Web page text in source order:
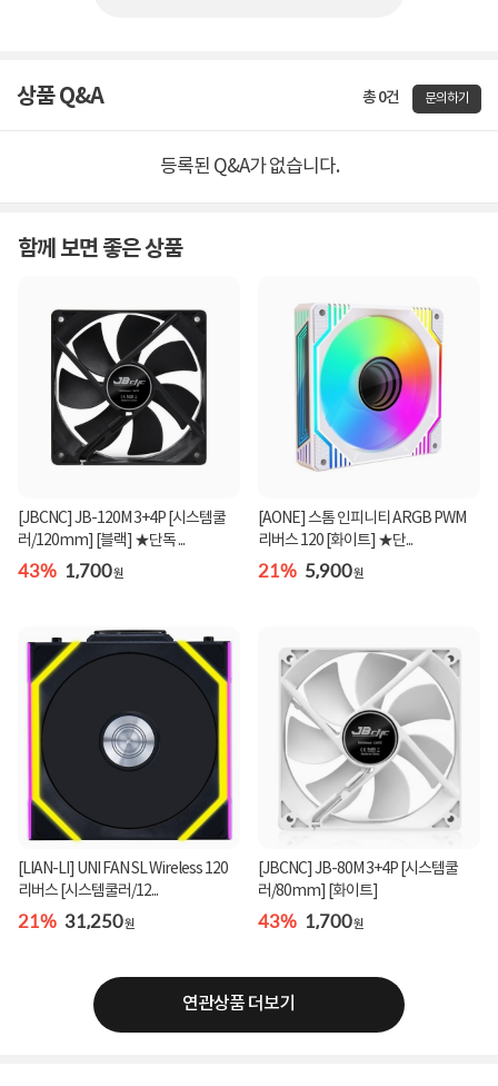
상품 Q&A 총 0건 문의하기
등록된 Q&A가 없습니다.
함께 보면 좋은 상품
[JBCNC] JB-120M 3+4P [시스템쿨
러/120mm] [블랙] ★단독 ...
43% 1,700원
[AONE] 스톰 인피니티 ARGB PWM
리버스 120 [화이트] ★단...
21% 5,900원
[LIAN-LI] UNI FAN SL Wireless 120
리버스 [시스템쿨러/12...
21% 31,250원
[JBCNC] JB-80M 3+4P [시스템쿨
러/80mm] [화이트]
43% 1,700원
연관상품 더보기